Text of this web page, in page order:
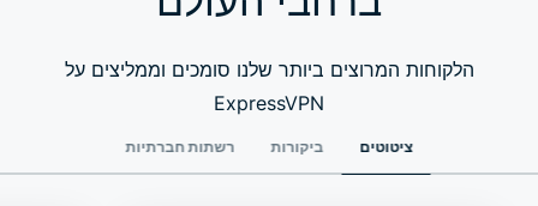
הלקוחות המרוצים ביותר שלנו סומכים וממליצים על
ExpressVPN
ציטוטים ביקורות רשתות חברתיות